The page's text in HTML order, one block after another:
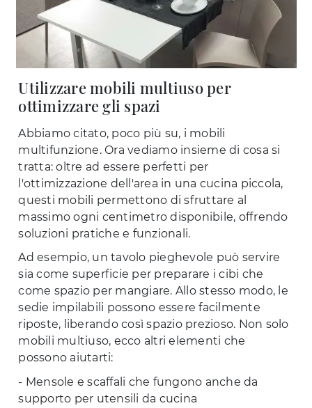
Utilizzare mobili multiuso per
ottimizzare gli spazi
Abbiamo citato, poco più su, i mobili
multifunzione. Ora vediamo insieme di cosa si
tratta: oltre ad essere perfetti per
l'ottimizzazione dell'area in una cucina piccola,
questi mobili permettono di sfruttare al
massimo ogni centimetro disponibile, offrendo
soluzioni pratiche e funzionali.
Ad esempio, un tavolo pieghevole può servire
sia come superficie per preparare i cibi che
come spazio per mangiare. Allo stesso modo, le
sedie impilabili possono essere facilmente
riposte, liberando così spazio prezioso. Non solo
mobili multiuso, ecco altri elementi che
possono aiutarti:
- Mensole e scaffali che fungono anche da
supporto per utensili da cucina